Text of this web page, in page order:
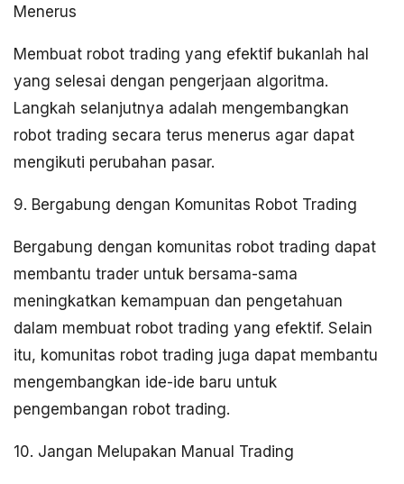
Menerus
Membuat robot trading yang efektif bukanlah hal
yang selesai dengan pengerjaan algoritma.
Langkah selanjutnya adalah mengembangkan
robot trading secara terus menerus agar dapat
mengikuti perubahan pasar.
9. Bergabung dengan Komunitas Robot Trading
Bergabung dengan komunitas robot trading dapat
membantu trader untuk bersama-sama
meningkatkan kemampuan dan pengetahuan
dalam membuat robot trading yang efektif. Selain
itu, komunitas robot trading juga dapat membantu
mengembangkan ide-ide baru untuk
pengembangan robot trading.
10. Jangan Melupakan Manual Trading